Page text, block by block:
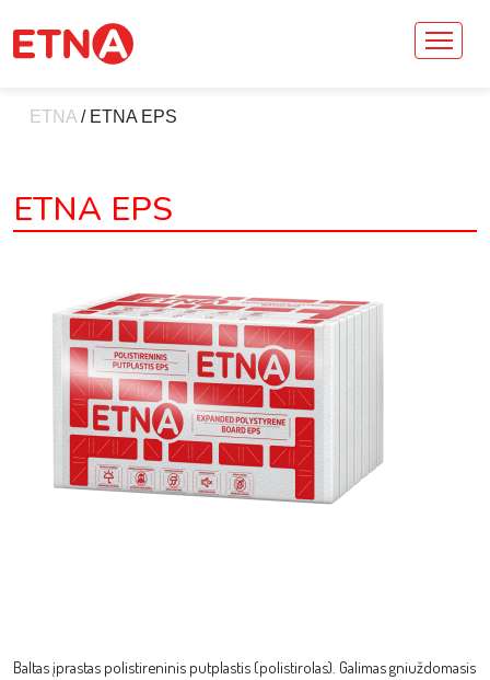
ETNA / ETNA EPS
ETNA EPS
Baltas įprastas polistireninis putplastis (polistirolas). Galimas gniuždomasis